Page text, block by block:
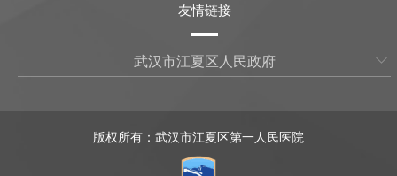
友情链接
武汉市江夏区人民政府
版权所有：武汉市江夏区第一人民医院